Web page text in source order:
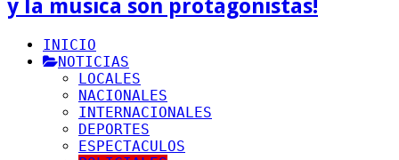
y la musica son protagonistas!
INICIO
NOTICIAS
LOCALES
NACIONALES
INTERNACIONALES
DEPORTES
ESPECTACULOS